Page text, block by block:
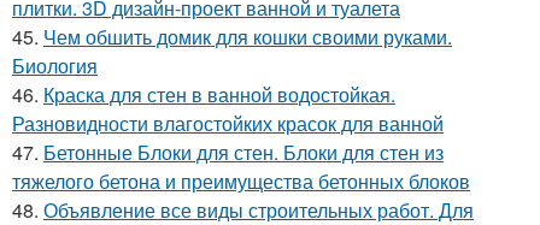
плитки. 3D дизайн-проект ванной и туалета
45. Чем обшить домик для кошки своими руками.
Биология
46. Краска для стен в ванной водостойкая.
Разновидности влагостойких красок для ванной
47. Бетонные Блоки для стен. Блоки для стен из
тяжелого бетона и преимущества бетонных блоков
48. Объявление все виды строительных работ. Для